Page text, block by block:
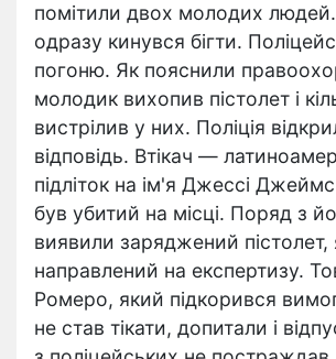
помітили двох молодих
одразу кинувся бігти.
погоню. Як пояснили
молодик вихопив пістолет і
вистрілив у них. Поліція
відповідь. Втікач —
підліток на ім'я Джессі
був убитий на місці. Поряд з
виявили заряджений пістолет,
направлений на експертизу.
Ромеро, який підкорився
не став тікати, допитали і